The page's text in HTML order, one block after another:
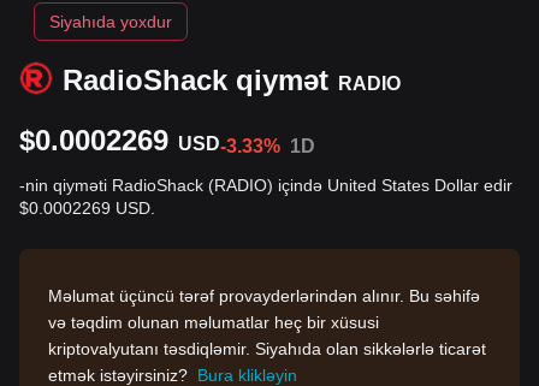
RadioShack qiymət RADIO
Siyahıda yoxdur
$0.0002269 USD-3.33% 1D
-nin qiyməti RadioShack (RADIO) içində United States Dollar edir
$0.0002269 USD.
Məlumat üçüncü tərəf provayderlərindən alınır. Bu səhifə
və təqdim olunan məlumatlar heç bir xüsusi
kriptovalyutanı təsdiqləmir. Siyahıda olan sikkələrlə ticarət
etmək istəyirsiniz? Bura klikləyin